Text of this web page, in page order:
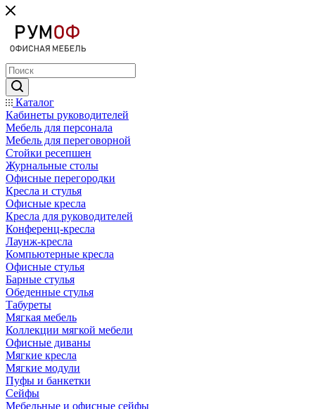
Каталог
Кабинеты руководителей
Мебель для персонала
Мебель для переговорной
Стойки ресепшен
Журнальные столы
Офисные перегородки
Кресла и стулья
Офисные кресла
Кресла для руководителей
Конференц-кресла
Лаунж-кресла
Компьютерные кресла
Офисные стулья
Барные стулья
Обеденные стулья
Табуреты
Мягкая мебель
Коллекции мягкой мебели
Офисные диваны
Мягкие кресла
Мягкие модули
Пуфы и банкетки
Сейфы
Мебельные и офисные сейфы